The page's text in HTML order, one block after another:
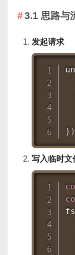
3.1 思路与
发起请求
} )
写入临时文
fs